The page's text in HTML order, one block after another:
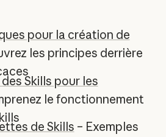
pour la création de
les principes derrière
Skills pour les
le fonctionnement
de Skills – Exemples